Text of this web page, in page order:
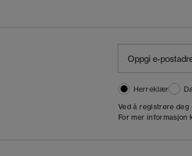
Herreklær
Ved å registrere
For mer informasjon